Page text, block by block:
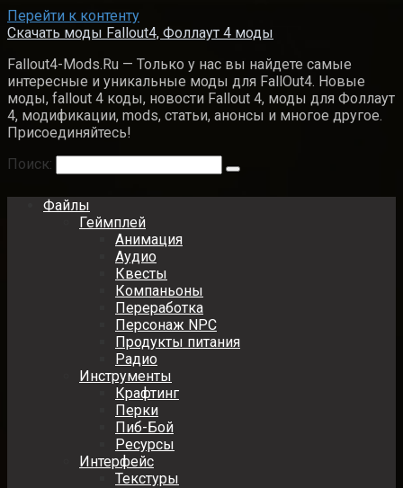
Перейти к контенту
Скачать моды Fallout4, Фоллаут 4 моды
Fallout4-Mods.Ru — Только у нас вы найдете самые
интересные и уникальные моды для FallOut4. Новые
моды, fallout 4 коды, новости Fallout 4, моды для Фоллаут
4, модификации, mods, статьи, анонсы и многое другое.
Присоединяйтесь!
Поиск:
Файлы
Геймплей
Анимация
Аудио
Квесты
Компаньоны
Переработка
Персонаж NPC
Продукты питания
Радио
Инструменты
Крафтинг
Перки
Пиб-Бой
Ресурсы
Интерфейс
Текстуры